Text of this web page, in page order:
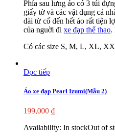
Phía sau lưng áo có 3 túi
giấy tờ và các vật dụng cá
dài từ cổ đến hết áo rất tiện
của nguời đi xe đạp thể thao.
Có các size S, M, L, XL,
Đọc tiếp
Áo xe đạp Pearl Izumi(Mẫu 2)
199,000 ₫
Availability: In stockOut of